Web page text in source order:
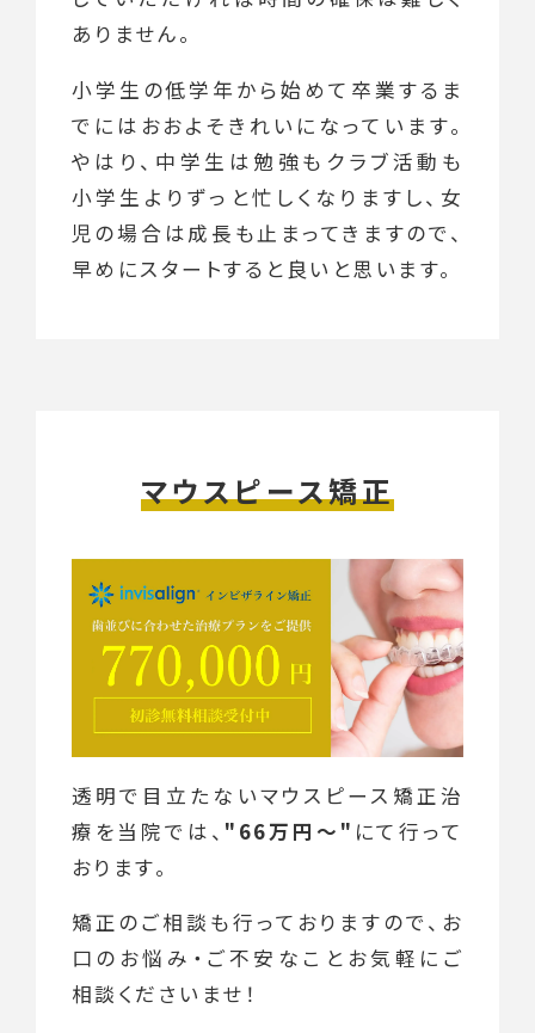
ありません。
小学生の低学年から始めて卒業するま
でにはおおよそきれいになっています。
やはり、中学生は勉強もクラブ活動も
小学生よりずっと忙しくなりますし、女
児の場合は成長も止まってきますので、
早めにスタートすると良いと思います。
マウスピース矯正
透明で目立たないマウスピース矯正治
療を当院では、 "66万円〜" にて行って
おります。
矯正のご相談も行っておりますので、お
口のお悩み・ご不安なことお気軽にご
相談くださいませ！